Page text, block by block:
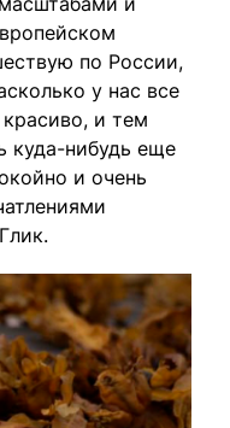
по России,
у нас все
и тем
куда-нибудь еще
и очень